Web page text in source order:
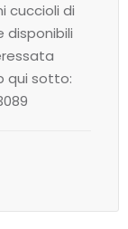
cuccioli di
disponibili
qui sotto: